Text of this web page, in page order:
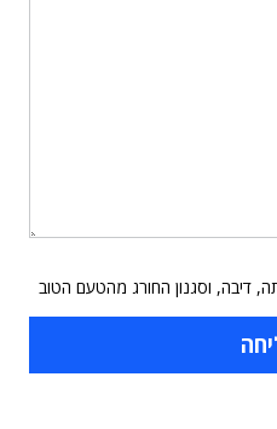
דיבה, וסגנון החורג מהטעם הטוב